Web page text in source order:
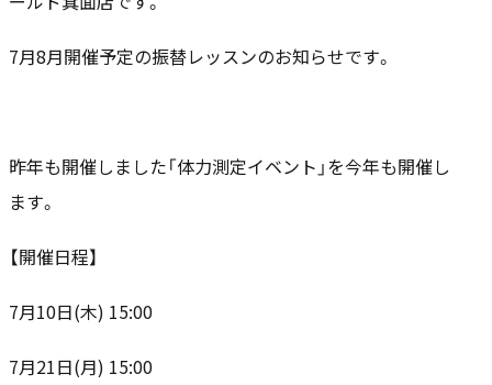
7月8月開催予定の振替レッスンのお知らせです。
昨年も開催しました「体力測定イベント」を今年も開催し
ます。
【開催日程】
7月10日(木) 15:00
7月21日(月) 15:00